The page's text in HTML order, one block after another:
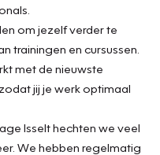
om jezelf verder te
trainingen en cursussen.
met de nieuwste
jij je werk optimaal
Isselt hechten we veel
We hebben regelmatig